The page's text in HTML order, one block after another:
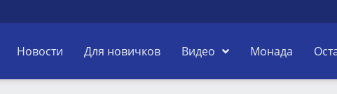
Новости Для новичков Видео Монада